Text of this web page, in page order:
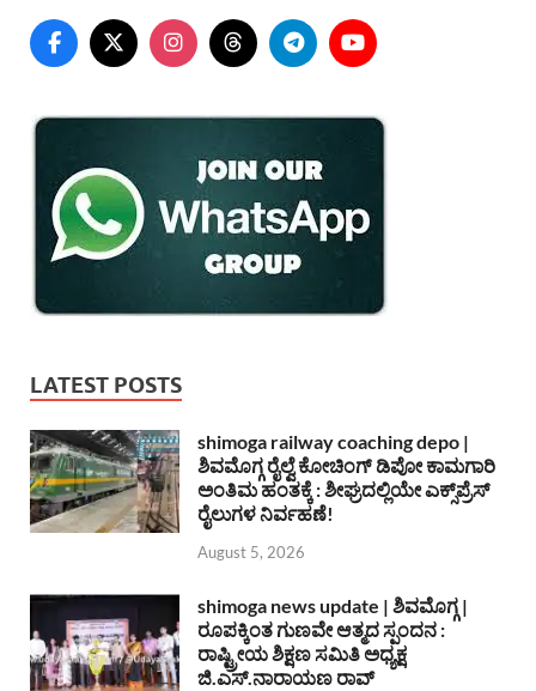
LATEST POSTS
shimoga railway coaching depo |
ಶಿವಮೊಗ್ಗ ರೈಲ್ವೆ ಕೋಚಿಂಗ್ ಡಿಪೋ ಕಾಮಗಾರಿ
ಅಂತಿಮ ಹಂತಕ್ಕೆ : ಶೀಘ್ರದಲ್ಲಿಯೇ ಎಕ್ಸ್‌ಪ್ರೆಸ್
ರೈಲುಗಳ ನಿರ್ವಹಣೆ!
August 5, 2026
shimoga news update | ಶಿವಮೊಗ್ಗ |
ರೂಪಕ್ಕಿಂತ ಗುಣವೇ ಆತ್ಮದ ಸ್ಪಂದನ :
ರಾಷ್ಟ್ರೀಯ ಶಿಕ್ಷಣ ಸಮಿತಿ ಅಧ್ಯಕ್ಷ
ಜಿ.ಎಸ್.ನಾರಾಯಣ ರಾವ್